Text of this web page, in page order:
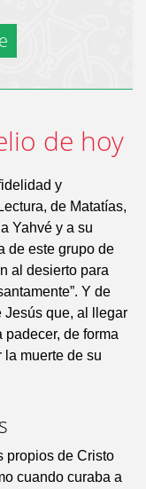
de hoy
y
de Matatías,
Yahvé y a su
de este grupo de
al desierto para
Y de
Jesús que, al llegar
de forma
muerte de su
propios de Cristo
cuando curaba a